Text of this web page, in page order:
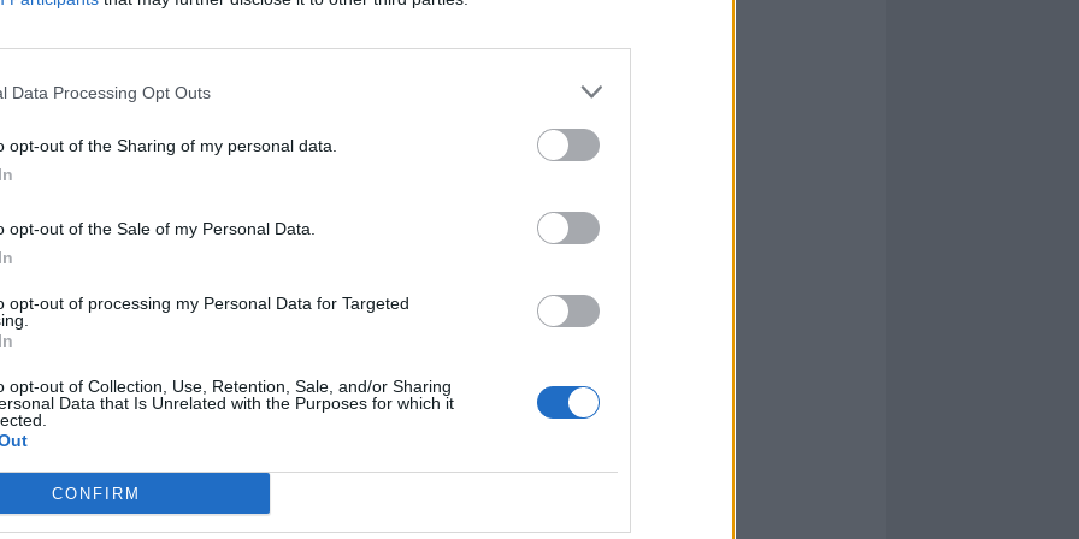
Data Processing Opt Outs
opt-out of the Sharing of my personal data.
opt-out of the Sale of my Personal Data.
opt-out of processing my Personal Data for Targeted
opt-out of Collection, Use, Retention, Sale, and/or Sharing
Data that Is Unrelated with the Purposes for which it
CONFIRM
sarebbero stati identificati.
giorni scorsi all’interno di una stazione
follia in piazza del
Popolo: il video da brividi